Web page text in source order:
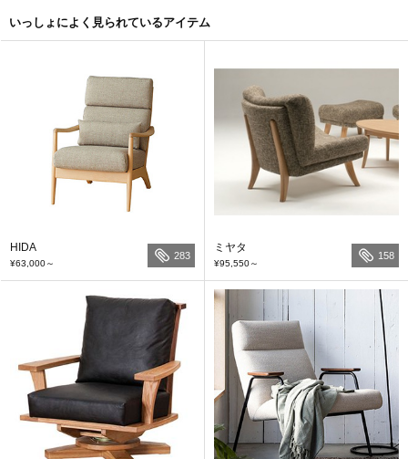
いっしょによく見られているアイテム
HIDA
¥63,000～
283
ミヤタ
¥95,550～
158